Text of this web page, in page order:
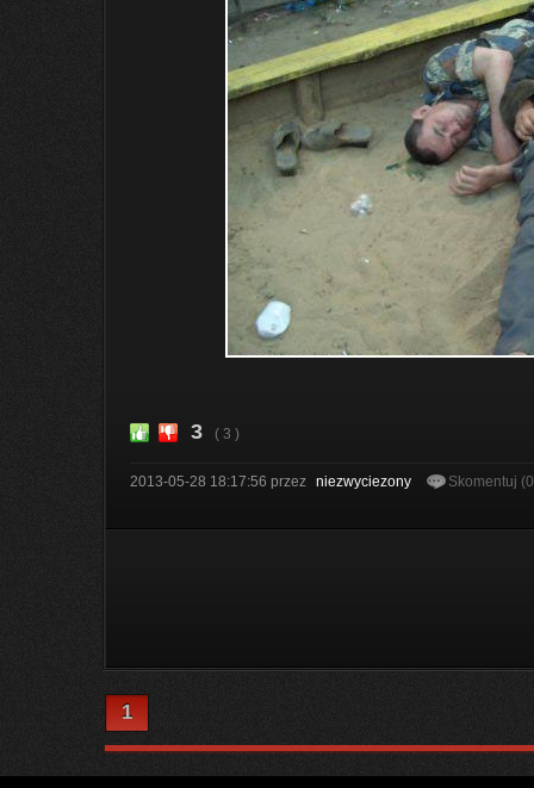
3 ( 3 )
2013-05-28 18:17:56 przez niezwyciezony Skomentuj
1